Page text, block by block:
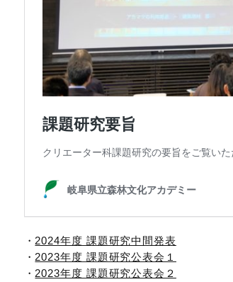
・ 2024年度 課題研究中間発表
・ 2023年度 課題研究公表会１
・ 2023年度 課題研究公表会２